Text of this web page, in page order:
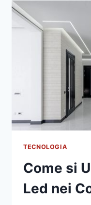
TECNOLOGIA
Come si
Led nei